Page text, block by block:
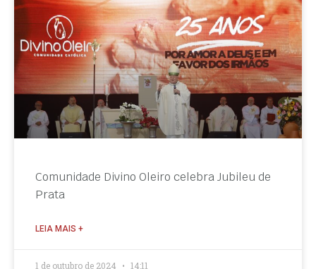
Comunidade Divino Oleiro celebra Jubileu de
Prata
LEIA MAIS +
1 de outubro de 2024 14:11